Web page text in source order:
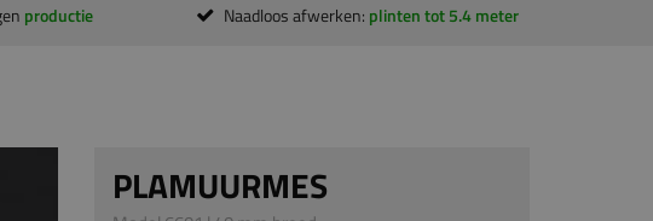
productie Naadloos afwerken: plinten tot 5.4 meter
PLAMUURMES